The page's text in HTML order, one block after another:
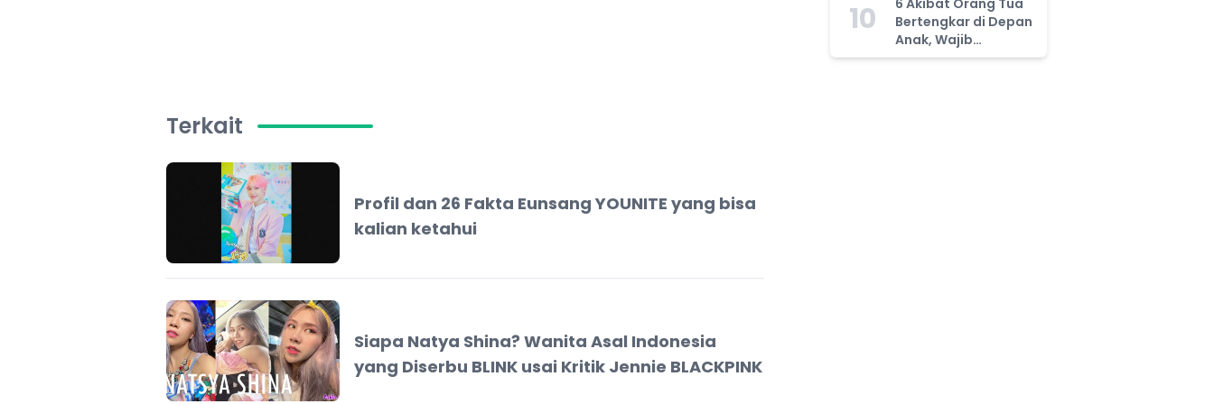
10
6 Akibat Orang Tua
Bertengkar di Depan
Anak, Wajib
Waspada!
Terkait
Profil dan 26 Fakta Eunsang YOUNITE yang bisa
kalian ketahui
Siapa Natya Shina? Wanita Asal Indonesia
yang Diserbu BLINK usai Kritik Jennie BLACKPINK